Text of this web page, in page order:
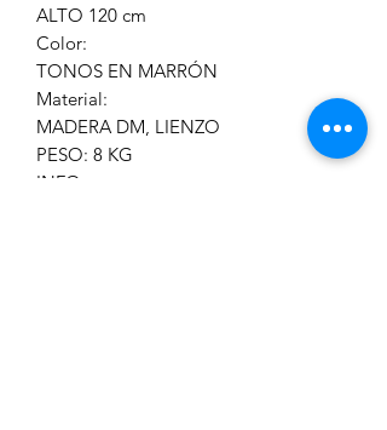
ALTO 120 cm
Color:
TONOS EN MARRÓN
Material:
MADERA DM, LIENZO
PESO: 8 KG
INFO: